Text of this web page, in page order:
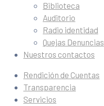
Biblioteca
Auditorio
Radio identidad
Quejas Denuncias
Nuestros contactos
Rendición de Cuentas
Transparencia
Servicios